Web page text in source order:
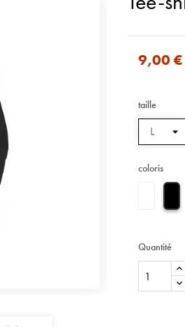
9,00 €
taille
coloris
Quantité